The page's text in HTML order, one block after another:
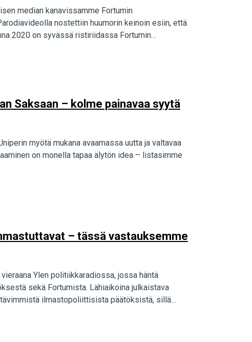
median kanavissamme Fortumin
nostettiin huumorin keinoin esiin, että
2020 on syvässä ristiriidassa Fortumin…
Saksaan – kolme painavaa syytä
myötä mukana avaamassa uutta ja valtavaa
on monella tapaa älytön idea – listasimme
– tässä vastauksemme
Ylen politiikkaradiossa, jossa häntä
sekä Fortumista. Lähiaikoina julkaistava
ilmastopoliittisista päätöksistä, sillä